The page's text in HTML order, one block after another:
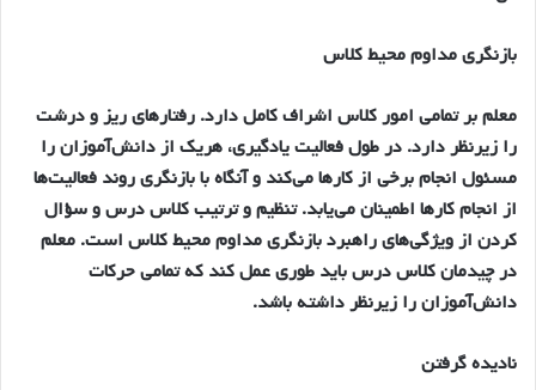
بازنگري مداوم محيط كلاس
معلم بر تمامي امور كلاس اشراف كامل دارد. رفتارهاي ريز و درشت
را زيرنظر دارد. در طول فعاليت يادگيري، هريك از دانش‌آموزان را
مسئول انجام برخي از كارها مي‌كند و آنگاه با بازنگري روند فعاليت‌ها
از انجام كارها اطمينان مي‌يابد. تنظيم و ترتيب كلاس درس و سؤال
كردن از ويژگي‌هاي راهبرد بازنگري مداوم محيط كلاس است. معلم
در چيدمان كلاس درس بايد طوري عمل كند كه تمامي حركات
دانش‌آموزان را زيرنظر داشته باشد.
ناديده گرفتن